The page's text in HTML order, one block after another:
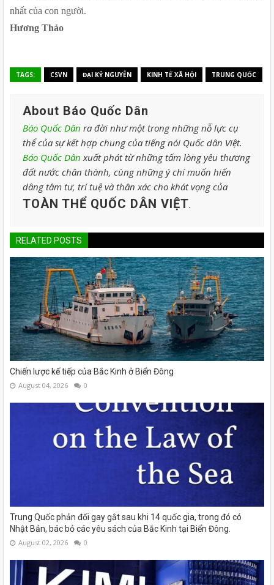
nhất của con người.
Hương Thảo
TAGS: CSVN ĐẠI KỶ NGUYỄN KINH TẾ XÃ HỘI TRUNG QUỐC
About Báo Quốc Dân
Báo Quốc Dân ra đời như một trong những nỗ lực cụ
thể của sự kết hợp chung của tiếng nói Quốc dân Việt.
Báo Quốc Dân xuất phát từ những tấm lòng yêu thương
đất nước chân thành, cùng những ý chí muốn hiến
dâng tâm tư, trí tuệ và thân xác cho khát vọng của
TOÀN THỂ QUỐC DÂN VIỆT.
RELATED POSTS
Chiến lược kế tiếp của Bắc Kinh ở Biển Đông
August 04, 2026 0
Trung Quốc phản đối gay gắt sau khi 14 quốc gia, trong đó có
Nhật Bản, bác bỏ các yêu sách của Bắc Kinh tại Biển Đông.
August 02, 2026 0